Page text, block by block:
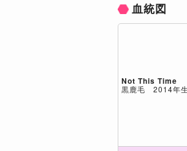
血統図
Not This Time
黒鹿毛 2014年生